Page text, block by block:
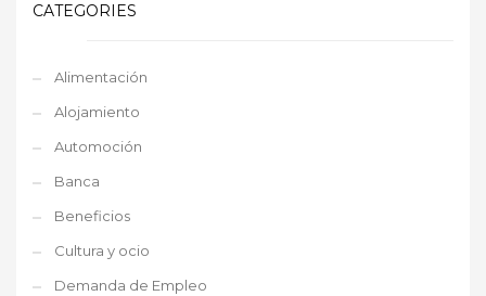
CATEGORIES
Alimentación
Alojamiento
Automoción
Banca
Beneficios
Cultura y ocio
Demanda de Empleo